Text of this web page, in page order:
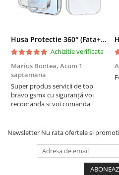
Husa Protectie 360° (Fata+Spate) compatibila Samsung Galaxy A55 5G, Transparanta, Protectie Completa
Achizitie verificata
Marius Bontea, Acum 1
saptamana
Super produs servicii de top
bravo gsmx cu siguranță voi
recomanda si voi comanda
Newsletter Nu rata ofertele si